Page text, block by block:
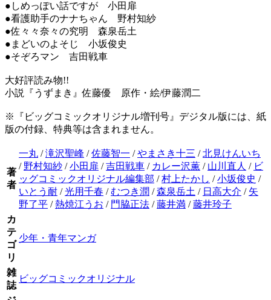
●しめっぽい話ですが 小田扉
●看護助手のナナちゃん 野村知紗
●佐々々奈々の究明 森泉岳土
●まどいのよそじ 小坂俊史
●そぞろマン 吉田戦車
大好評読み物!!
小説『うずまき』佐藤優 原作・絵/伊藤潤二
※『ビッグコミックオリジナル増刊号』デジタル版には、紙
版の付録、特典等は含まれません。
著
者
一丸 /滝沢聖峰 /佐藤智一 /やまさき十三 /北見けんいち
/ 野村知紗 /小田扉 /吉田戦車 / カレー沢薫 / 山川直人 / ビ
ッグコミックオリジナル編集部 /村上たかし /小坂俊史 /
いとう耐 /光用千春 /むつき潤 /森泉岳土 / 日高大介 / 矢
野了平 /熱焼江うお / 門脇正法 /藤井満 /藤井玲子
カ
テ
ゴ
リ
少年・青年マンガ
雑
誌
ビッグコミックオリジナル